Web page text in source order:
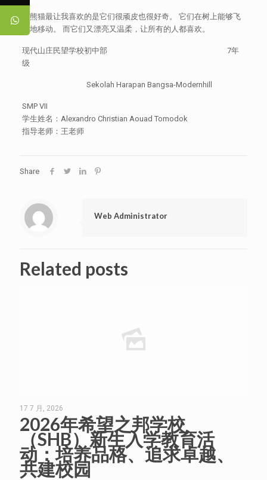
小熊猫最让我喜欢的是它们很顽皮也很好奇。 它们在树上能够飞
快地移动。 而它们又漂亮又温柔，让所有的人都喜欢。
现代山庄民望学校初中部 7年
级
Sekolah Harapan Bangsa-Modernhill
SMP VII
学生姓名：Alexandro Christian Aouad Tomodok
指导老师：王老师
Share
Web Administrator
Related posts
17 7 月, 2026
2026年希望之邦学校
（SHB）新生入学教育活
动：培养品格、追求卓越、
共建校园